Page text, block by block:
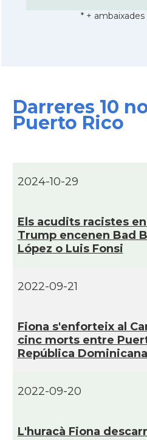
* +
Darreres 10
Puerto Rico
2024-10-29
Els acudits racistes
Trump encenen Bad
López o Luis Fonsi
2022-09-21
Fiona s'enforteix al
cinc morts entre
República Dominicana
2022-09-20
L'huracà Fiona